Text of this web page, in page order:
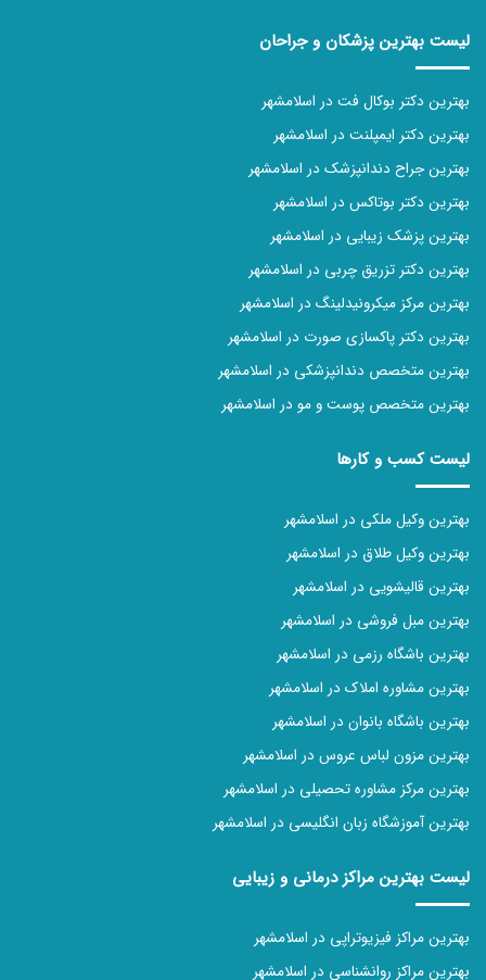
لیست بهترین پزشکان و جراحان
بهترین دکتر بوکال فت در اسلامشهر
بهترین دکتر ایمپلنت در اسلامشهر
بهترین جراح دندانپزشک در اسلامشهر
بهترین دکتر بوتاکس در اسلامشهر
بهترین پزشک زیبایی در اسلامشهر
بهترین دکتر تزریق چربی در اسلامشهر
بهترین مرکز میکرونیدلینگ در اسلامشهر
بهترین دکتر پاکسازی صورت در اسلامشهر
بهترین متخصص دندانپزشکی در اسلامشهر
بهترین متخصص پوست و مو در اسلامشهر
لیست کسب و کارها
بهترین وکیل ملکی در اسلامشهر
بهترین وکیل طلاق در اسلامشهر
بهترین قالیشویی در اسلامشهر
بهترین مبل فروشی در اسلامشهر
بهترین باشگاه رزمی در اسلامشهر
بهترین مشاوره املاک در اسلامشهر
بهترین باشگاه بانوان در اسلامشهر
بهترین مزون لباس عروس در اسلامشهر
بهترین مرکز مشاوره تحصیلی در اسلامشهر
بهترین آموزشگاه زبان انگلیسی در اسلامشهر
لیست بهترین مراکز درمانی و زیبایی
بهترین مراکز فیزیوتراپی در اسلامشهر
بهترین مراکز روانشناسی در اسلامشهر